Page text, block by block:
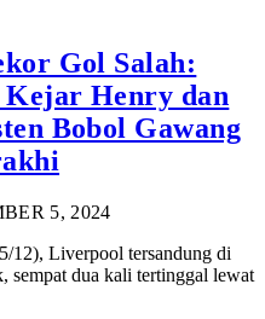
Gol Salah:
Kejar Henry dan
Bobol Gawang
5, 2024
12), Liverpool tersandung di
sempat dua kali tertinggal lewat